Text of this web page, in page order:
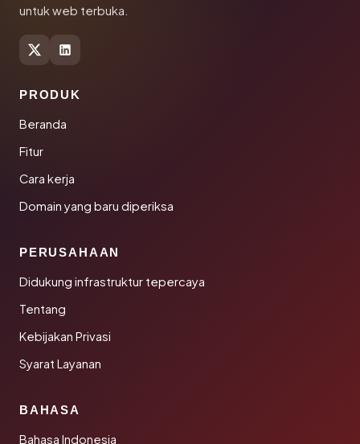
untuk web terbuka.
PRODUK
Beranda
Fitur
Cara kerja
Domain yang baru diperiksa
PERUSAHAAN
Didukung infrastruktur tepercaya
Tentang
Kebijakan Privasi
Syarat Layanan
BAHASA
Bahasa Indonesia